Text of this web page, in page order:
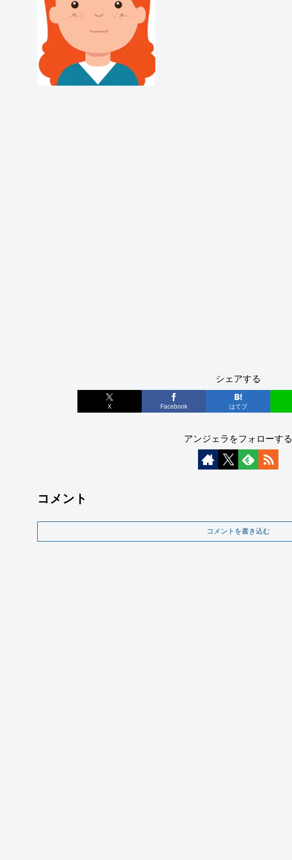
シェアする
X Facebook はてブ
アンジェラをフォローする
コメント
コメントを書き込む